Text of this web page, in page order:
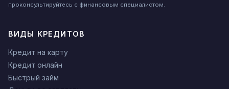
проконсультируйтесь с финансовым специалистом.
ВИДЫ КРЕДИТОВ
Кредит на карту
Кредит онлайн
Быстрый займ